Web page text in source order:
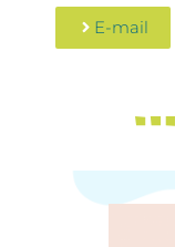
E-mail